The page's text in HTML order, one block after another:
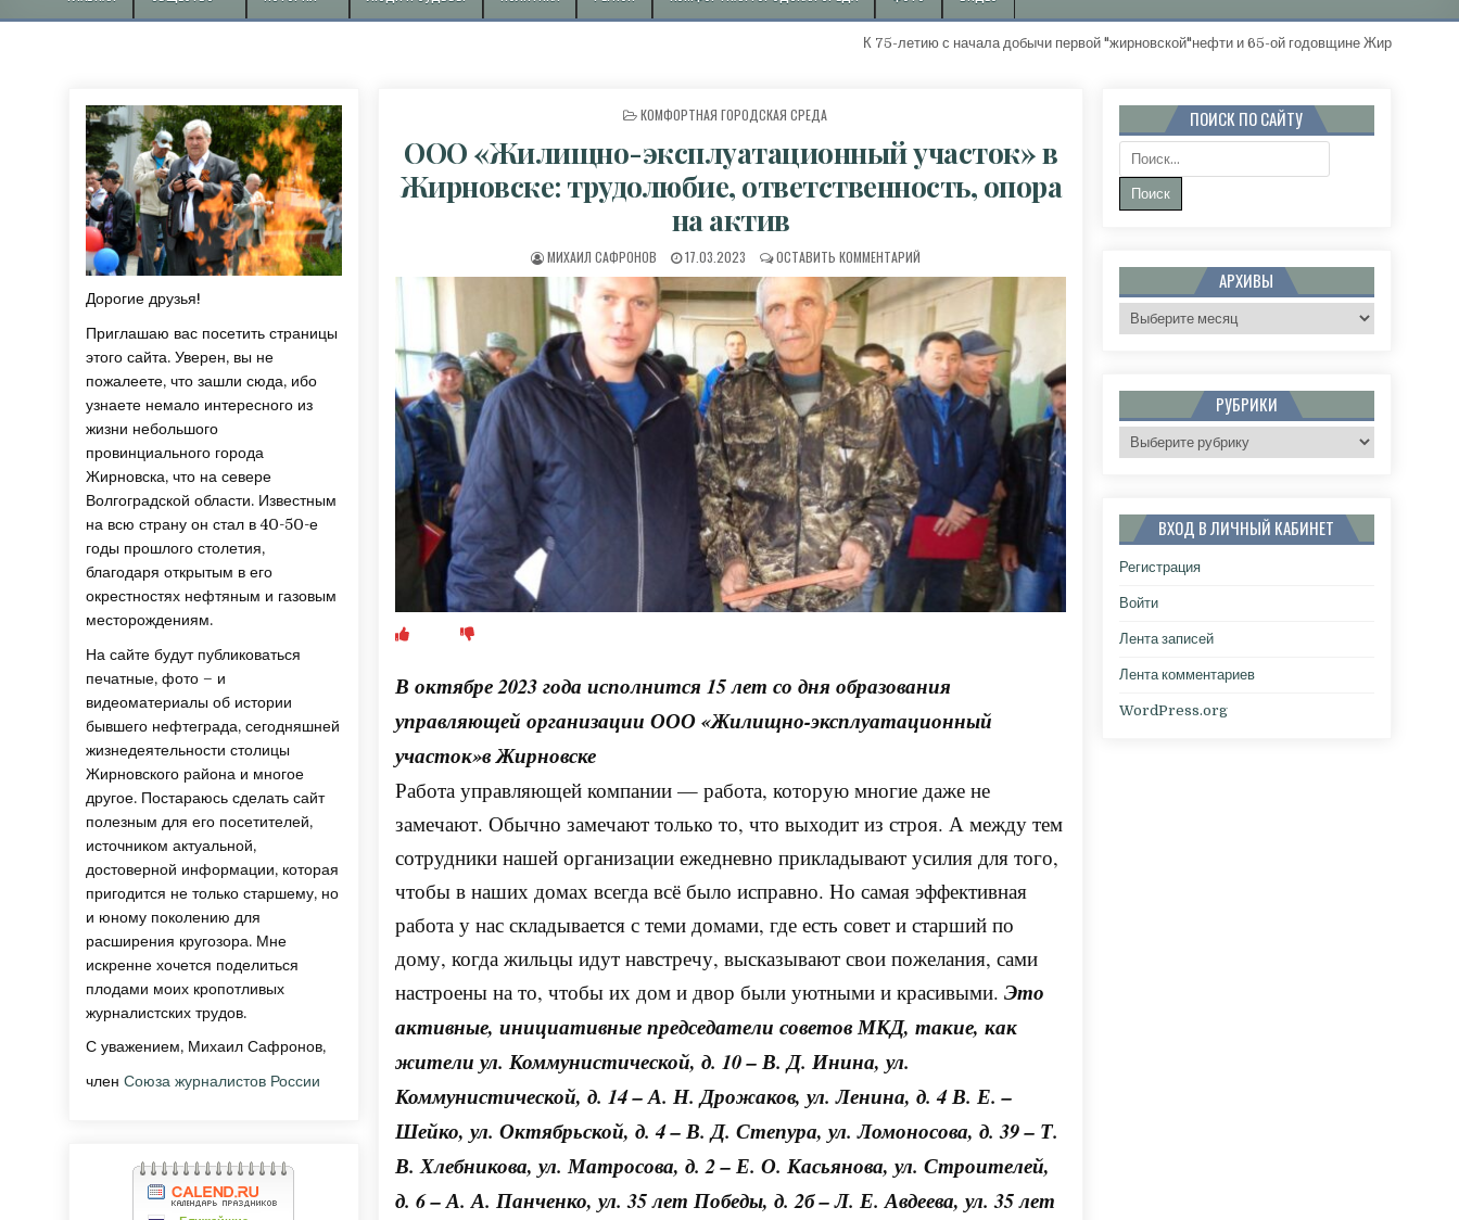
К 75-летию с начала добычи первой "жирновской"нефти и 65-ой годовщине
ОПУБЛИКОВАНО В
КОМФОРТНАЯ ГОРОДСКАЯ СРЕДА
ООО «Жилищно-эксплуатационный участок» в
Жирновске: трудолюбие, ответственность, опора
на актив
АВТОР:
МИХАИЛ САФРОНОВ ДАТА ПУБЛИКАЦИИ:
17.03.2023 ОСТАВИТЬ КОММЕНТАРИЙК ООО «ЖИЛИЩНО-ЭКСПЛУАТАЦИОННЫЙ УЧАСТОК» В ЖИРНОВСКЕ: ТРУДОЛЮБИЕ,
В октябре 2023 года исполнится 15 лет со дня образования
управляющей организации ООО «Жилищно-эксплуатационный
участок»в Жирновске
Работа управляющей компании — работа, которую многие даже не
замечают. Обычно замечают только то, что выходит из строя. А между тем
сотрудники нашей организации ежедневно прикладывают усилия для того,
чтобы в наших домах всегда всё было исправно. Но самая эффективная
работа у нас складывается с теми домами, где есть совет и старший по
дому, когда жильцы идут навстречу, высказывают свои пожелания, сами
настроены на то, чтобы их дом и двор были уютными и красивыми.Это
активные, инициативные председатели советов МКД, такие, как
жители ул. Коммунистической, д. 10 – В. Д. Инина, ул.
Коммунистической, д. 14 – А. Н. Дрожаков, ул. Ленина, д. 4 В. Е. –
Шейко, ул. Октябрьской, д. 4 – В. Д. Степура, ул. Ломоносова, д. 39 – Т.
В. Хлебникова, ул. Матросова, д. 2 – Е. О. Касьянова, ул. Строителей,
д. 6 – А. А. Панченко, ул. 35 лет Победы, д. 2б – Л. Е. Авдеева, ул. 35 лет
Дорогие друзья!
Приглашаю вас посетить страницы
этого сайта. Уверен, вы не
пожалеете, что зашли сюда, ибо
узнаете немало интересного из
жизни небольшого
провинциального города
Жирновска, что на севере
Волгоградской области. Известным
на всю страну он стал в 40-50-е
годы прошлого столетия,
благодаря открытым в его
окрестностях нефтяным и газовым
месторождениям.
На сайте будут публиковаться
печатные, фото – и
видеоматериалы об истории
бывшего нефтеграда, сегодняшней
жизнедеятельности столицы
Жирновского района и многое
другое. Постараюсь сделать сайт
полезным для его посетителей,
источником актуальной,
достоверной информации, которая
пригодится не только старшему, но
и юному поколению для
расширения кругозора. Мне
искренне хочется поделиться
плодами моих кропотливых
журналистских трудов.
С уважением, Михаил Сафронов,
членСоюза журналистов России
ПОИСК ПО САЙТУ
Поиск:
АРХИВЫ
Архивы
РУБРИКИ
Рубрики
ВХОД В ЛИЧНЫЙ КАБИНЕТ
Регистрация
Войти
Лента записей
Лента комментариев
WordPress.org